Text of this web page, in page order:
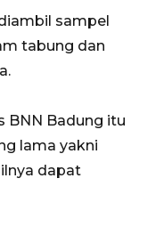
sampel
tabung dan
BNN Badung itu
lama yakni
dapat